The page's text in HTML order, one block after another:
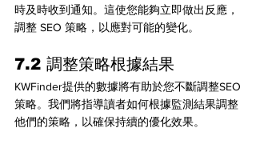
時及時收到通知。這使您能夠立即做出反應，
調整 SEO 策略，以應對可能的變化。
7.2 調整策略根據結果
KWFinder提供的數據將有助於您不斷調整SEO
策略。我們將指導讀者如何根據監測結果調整
他們的策略，以確保持續的優化效果。